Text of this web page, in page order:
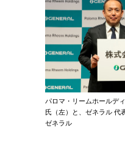
パロマ・リームホールデ
氏（左）と、ゼネラル 代
ゼネラル